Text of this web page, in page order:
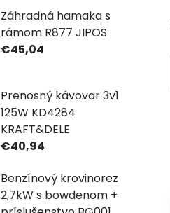
Záhradná hamaka s
rámom R877 JIPOS
€45,04
Prenosný kávovar 3v1
125W KD4284
KRAFT&DELE
€40,94
Benzínový krovinorez
2,7kW s bowdenom +